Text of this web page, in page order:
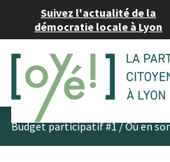
Suivez l'actualité de la
démocratie locale à Lyon
Budget participatif #1/Où en